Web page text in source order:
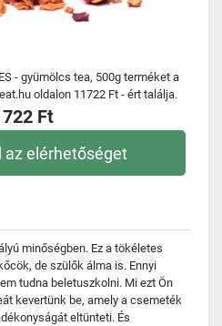
- gyümölcs tea, 500g terméket a
oldalon 11722 Ft - ért találja.
Ft
az elérhetőséget
minőségben. Ez a tökéletes
de szülők álma is. Ennyi
tudna beletuszkolni. Mi ezt Ön
kevertünk be, amely a csemeték
eltünteti. És